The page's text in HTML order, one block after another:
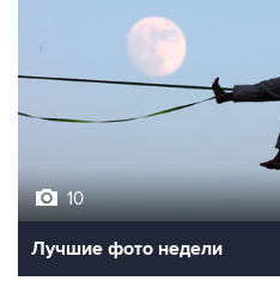
10
Лучшие фото недели